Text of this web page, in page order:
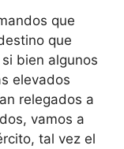
que
que
bien algunos
elevados
relegados a
vamos a
tal vez el